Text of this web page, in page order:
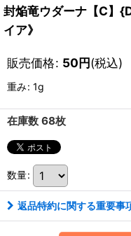
封焔竜ウダーナ【C】
イア》
販売価格: 50円(税込)
重み: 1g
在庫数 68枚
数量:
返品特約に関する重要事